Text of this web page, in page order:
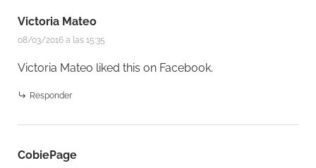
Victoria Mateo
08/03/2016 a las 15:35
Victoria Mateo liked this on Facebook.
Responder
CobiePage